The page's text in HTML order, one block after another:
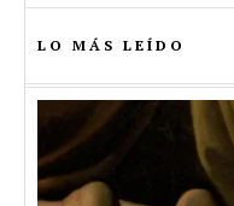
LO MÁS LEÍDO